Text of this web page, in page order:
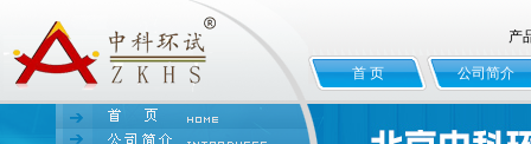
产
首 页 公司简介